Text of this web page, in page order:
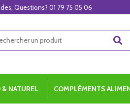
& NATUREL COMPLÉMENTS
Questions? 01 79 75 05 06